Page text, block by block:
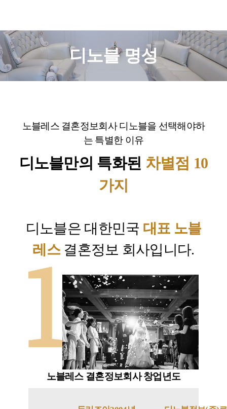
디노블 명성
노블레스 결혼정보회사 디노블을 선택해야하
는 특별한 이유
디노블만의 특화된 차별점 10
가지
디노블은 대한민국 대표 노블
레스결혼정보 회사입니다.
노블레스 결혼정보회사 창업년도